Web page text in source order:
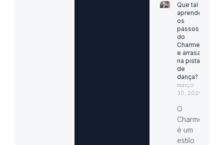
Que tal
aprender
os
passos
do
Charme
e arrasar
na pista
de
dança?
março
30, 2025
O
Charme
é um
estilo